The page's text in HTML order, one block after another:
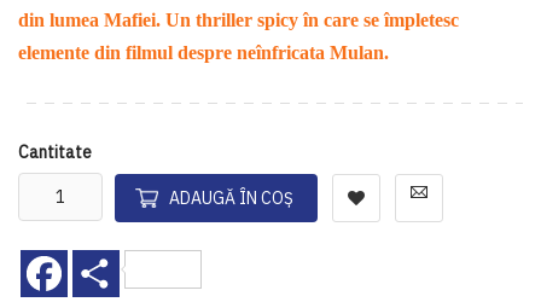
din lumea Mafiei. Un thriller spicy în care se împletesc
elemente din filmul despre neînfricata Mulan.
Cantitate
ADAUGĂ ÎN COȘ
Facebook